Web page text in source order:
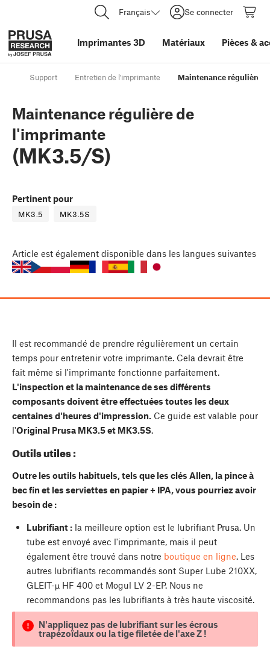
Français Se connecter
Imprimantes 3D Matériaux Pièces &
Support Entretien de l'imprimante Maintenance régulière
Maintenance régulière de
l'imprimante
(MK3.5/S)
Pertinent pour
MK3.5 MK3.5S
Article est également disponible dans les langues suivantes
Il est recommandé de prendre régulièrement un certain
temps pour entretenir votre imprimante. Cela devrait être
fait même si l'imprimante fonctionne parfaitement.
L'inspection et la maintenance de ses différents
composants doivent être effectuées toutes les deux
centaines d'heures d'impression. Ce guide est valable pour
l'Original Prusa MK3.5 et MK3.5S.
Outils utiles :
Outre les outils habituels, tels que les clés Allen, la pince à
bec fin et les serviettes en papier + IPA, vous pourriez avoir
besoin de :
Lubrifiant :la meilleure option est le lubrifiant Prusa. Un
tube est envoyé avec l'imprimante, mais il peut
également être trouvé dans notre boutique en ligne. Les
autres lubrifiants recommandés sont Super Lube 210XX,
GLEIT-µ HF 400 et Mogul LV 2-EP. Nous ne
recommandons pas les lubrifiants à très haute viscosité.
N'appliquez pas de lubrifiant sur les écrous
trapézoïdaux ou la tige filetée de l'axe Z !